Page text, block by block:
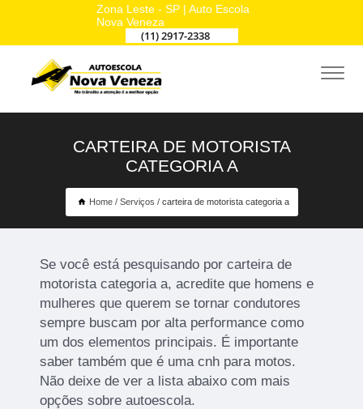
Zona Leste - SP | Auto Escola
Nova Veneza
(11) 2917-2338
CARTEIRA DE MOTORISTA
CATEGORIA A
Home Serviços carteira de motorista categoria a
Se você está pesquisando por carteira de
motorista categoria a, acredite que homens e
mulheres que querem se tornar condutores
sempre buscam por alta performance como
um dos elementos principais. É importante
saber também que é uma cnh para motos.
Não deixe de ver a lista abaixo com mais
opções sobre autoescola.